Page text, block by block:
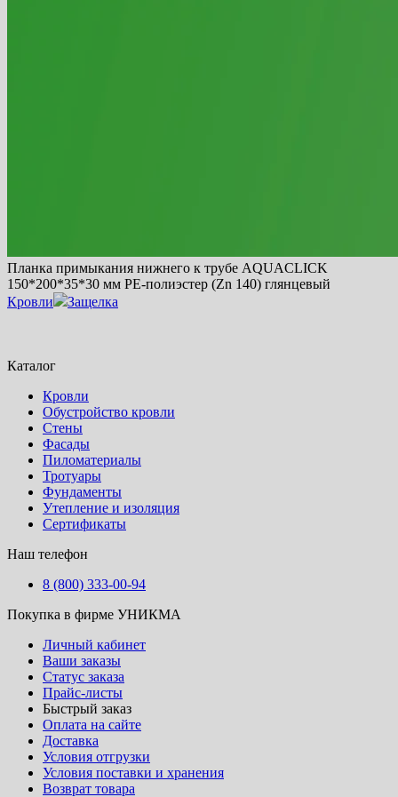
Планка примыкания нижнего к трубе AQUACLICK
150*200*35*30 мм PE-полиэстер (Zn 140) глянцевый
Кровли
Защелка
Каталог
Кровли
Обустройство кровли
Стены
Фасады
Пиломатериалы
Тротуары
Фундаменты
Утепление и изоляция
Сертификаты
Наш телефон
8 (800) 333-00-94
Покупка в фирме УНИКМА
Личный кабинет
Ваши заказы
Статус заказа
Прайс-листы
Быстрый заказ
Оплата на сайте
Доставка
Условия отгрузки
Условия поставки и хранения
Возврат товара